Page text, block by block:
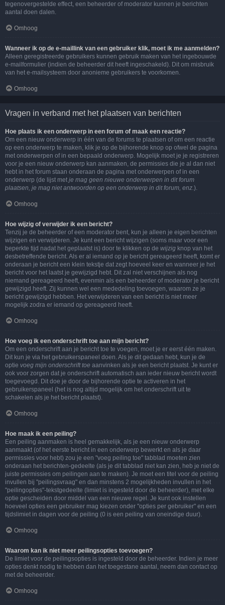
tegenovergestelde effect, een beheerder of moderator kunnen je berichten
aantal doen dalen.
Omhoog
Wanneer ik op de e-maillink van een gebruiker klik, moet ik me aanmelden?
Alleen geregistreerde gebruikers kunnen gebruik maken van het ingebouwde
e-mailformulier (indien de beheerder dit heeft ingeschakeld). Dit om misbruik
van het e-mailsysteem door anonieme gebruikers te voorkomen.
Omhoog
Vragen in verband met het plaatsen van berichten
Hoe plaats ik een onderwerp in een forum of maak een reactie?
Om een nieuw onderwerp in één van de forums te plaatsen of om een reactie
op een onderwerp te maken, klik je op de bijhorende knop op ofwel de pagina
met onderwerpen of in een bepaald onderwerp. Mogelijk moet je je registreren
voor je een nieuw onderwerp kan aanmaken, de permissies die je al dan niet
hebt in het forum staan onderaan de pagina met onderwerpen of in een
onderwerp (de lijst met je mag geen nieuwe onderwerpen in dit forum
plaatsen, je mag niet antwoorden op een onderwerp in dit forum, enz.).
Omhoog
Hoe wijzig of verwijder ik een bericht?
Tenzij je de beheerder of een moderator bent, kun je alleen je eigen berichten
wijzigen en verwijderen. Je kunt een bericht wijzigen (soms maar voor een
beperkte tijd nadat het geplaatst is) door te klikken op de wijzig knop van het
desbetreffende bericht. Als er al iemand op je bericht gereageerd heeft, komt er
onderaan je bericht een klein tekstje dat zegt hoeveel keer en wanneer je het
bericht voor het laatst je gewijzigd hebt. Dit zal niet verschijnen als nog
niemand gereageerd heeft, evenmin als een beheerder of moderator je bericht
gewijzigd heeft. Zij kunnen wel een mededeling toevoegen, waarom ze je
bericht gewijzigd hebben. Het verwijderen van een bericht is niet meer
mogelijk zodra er iemand op gereageerd heeft.
Omhoog
Hoe voeg ik een onderschrift toe aan mijn bericht?
Om een onderschrift aan je bericht toe te voegen, moet je er eerst één maken.
Dit kun je via het gebruikerspaneel doen. Als je dit gedaan hebt, kun je de
optie voeg mijn onderschrift toe aanvinken als je een bericht plaatst. Je kunt er
ook voor zorgen dat je onderschrift automatisch aan ieder nieuw bericht wordt
toegevoegd. Dit doe je door de bijhorende optie te activeren in het
gebruikerspaneel (het is nog altijd mogelijk om het onderschrift uit te
schakelen als je het bericht plaatst).
Omhoog
Hoe maak ik een peiling?
Een peiling aanmaken is heel gemakkelijk, als je een nieuw onderwerp
aanmaakt (of het eerste bericht in een onderwerp bewerkt en als je daar
permissies voor hebt) zou je een "voeg peiling toe" tabblad moeten zien
onderaan het berichten-gedeelte (als je dit tabblad niet kan zien, heb je niet de
juiste permissies om peilingen aan te maken). Je moet een titel voor de peiling
invullen bij "peilingsvraag" en dan minstens 2 mogelijkheden invullen in het
"peilingopties"-tekstgedeelte (limiet is ingesteld door de beheerder), met elke
optie gescheiden door middel van een nieuwe regel. Je kunt ook instellen
hoeveel opties een gebruiker mag kiezen onder "opties per gebruiker" en een
tijdslimiet in dagen voor de peiling (0 is een peiling van oneindige duur).
Omhoog
Waarom kan ik niet meer peilingsopties toevoegen?
De limiet voor de peilingsopties is ingesteld door de beheerder. Indien je meer
opties denkt nodig te hebben dan het toegestane aantal, neem dan contact op
met de beheerder.
Omhoog